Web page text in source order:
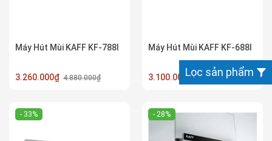
Máy Hút Mùi KAFF KF-788I
3.260.000₫ 4.880.000₫
Máy Hút Mùi KAFF KF-688I
3.100.000₫4.680.000₫
- 33% - 28%
Lọc sản phẩm